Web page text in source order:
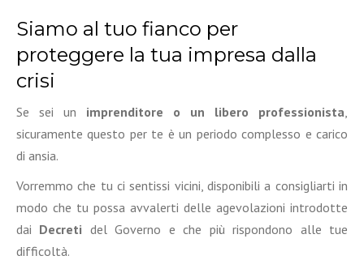
Siamo al tuo fianco per
proteggere la tua impresa dalla
crisi
Se sei un imprenditore o un libero professionista
sicuramente questo per te è un periodo complesso e carico
di ansia.
Vorremmo che tu ci sentissi vicini, disponibili a consigliarti in
modo che tu possa avvalerti delle agevolazioni introdotte
dai Decreti del Governo e che più rispondono alle tue
difficoltà.